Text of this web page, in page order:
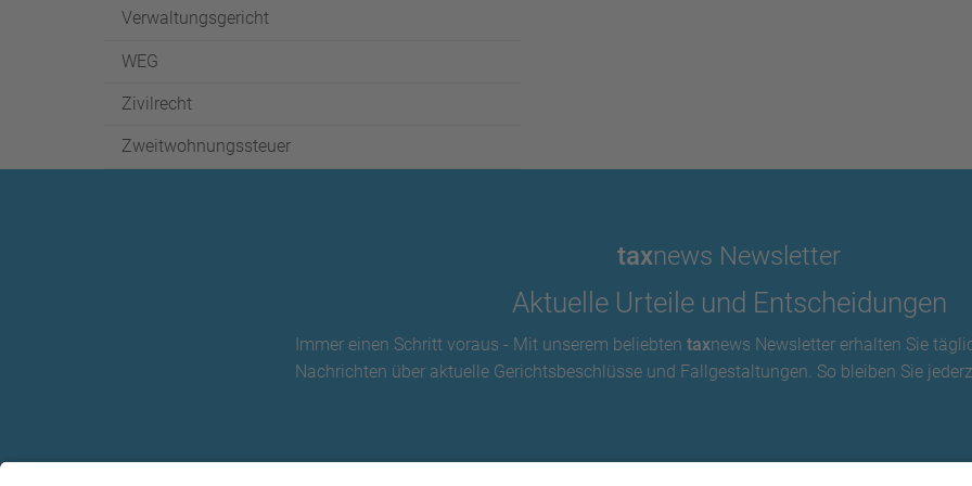
Verwaltungsgericht
WEG
Zivilrecht
Zweitwohnungssteuer
taxnews Newsletter
Aktuelle Urteile und Entscheidungen
Immer einen Schritt voraus - Mit unserem beliebten taxnews Newsletter erhalten Sie
Nachrichten über aktuelle Gerichtsbeschlüsse und Fallgestaltungen. So bleiben Sie